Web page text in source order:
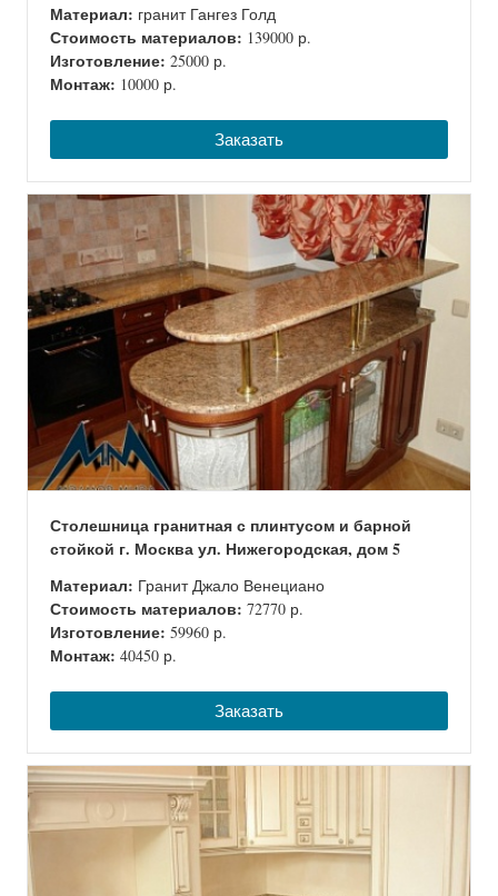
Материал: гранит Гангез Голд
Стоимость материалов: 139000 р.
Изготовление: 25000 р.
Монтаж: 10000 р.
Заказать
Столешница гранитная с плинтусом и барной
стойкой г. Москва ул. Нижегородская, дом 5
Материал: Гранит Джало Венециано
Стоимость материалов: 72770 р.
Изготовление: 59960 р.
Монтаж: 40450 р.
Заказать